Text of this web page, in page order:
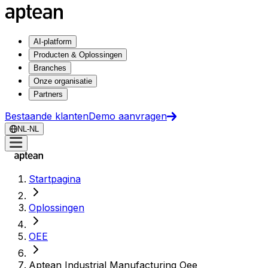
AI-platform
Producten & Oplossingen
Branches
Onze organisatie
Partners
Bestaande klantenDemo aanvragen
NL-NL
Startpagina
Oplossingen
OEE
Aptean Industrial Manufacturing Oee